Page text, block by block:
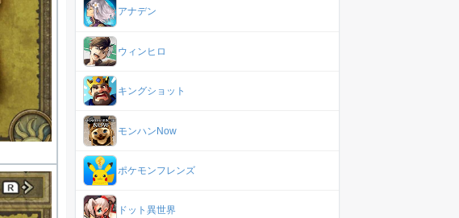
アナデン
ウィンヒロ
キングショット
モンハンNow
ポケモンフレンズ
ドット異世界